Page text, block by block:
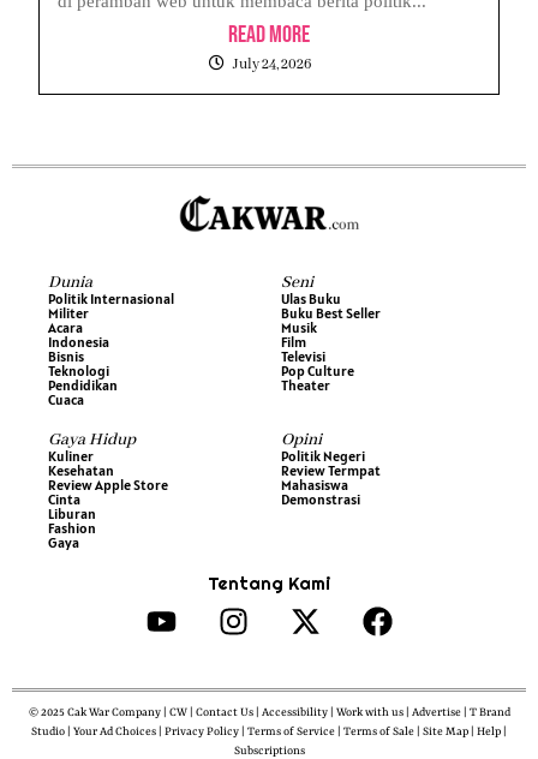
Read More
July 24, 2026
Dunia
Politik Internasional
Militer
Acara
Indonesia
Bisnis
Teknologi
Pendidikan
Cuaca
Seni
Ulas Buku
Buku Best Seller
Musik
Film
Televisi
Pop Culture
Theater
Gaya Hidup
Kuliner
Kesehatan
Review Apple Store
Cinta
Liburan
Fashion
Gaya
Opini
Politik Negeri
Review Termpat
Mahasiswa
Demonstrasi
Tentang Kami
© 2025 Cak War Company | CW | Contact Us | Accessibility | Work with us | Advertise | T Brand
Studio | Your Ad Choices | Privacy Policy | Terms of Service | Terms of Sale | Site Map | Help |
Subscriptions